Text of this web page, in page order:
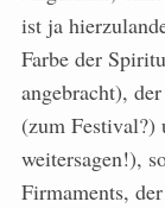
ist ja
Farbe der
angebracht),
(zum Festival?)
weitersagen!),
Firmaments,